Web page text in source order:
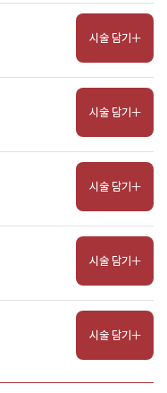
시술 담기
시술 담기
시술 담기
시술 담기
시술 담기